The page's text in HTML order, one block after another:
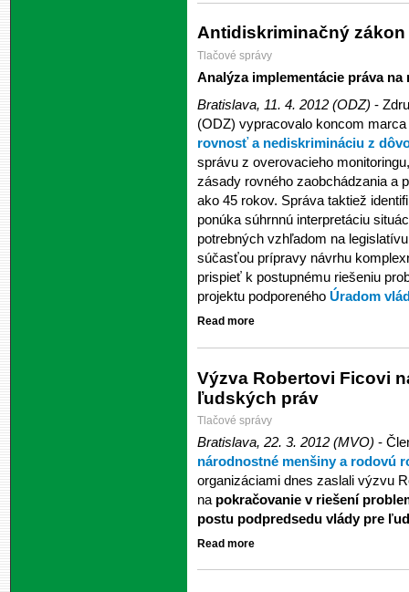
Antidiskriminačný
Tlačové správy
Analýza implementácie práva
Bratislava, 11. 4. 2012 (ODZ) -
(ODZ) vypracovalo koncom
rovnosť a nediskrimináciu z
správu z overovacieho
zásady rovného zaobchádzania a
ako 45 rokov. Správa taktiež
ponúka súhrnnú interpretáciu
potrebných vzhľadom na
súčasťou prípravy návrhu
prispieť k postupnému riešeniu
projektu podporeného Úradom
Read more
Výzva Robertovi Ficovi
ľudských práv
Tlačové správy
Bratislava, 22. 3. 2012 (MVO) -
národnostné menšiny a rodovú
organizáciami dnes zaslali výzvu
na pokračovanie v riešení
postu podpredsedu vlády pre
Read more